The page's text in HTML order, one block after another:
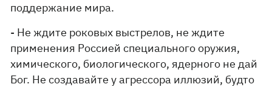
поддержание мира.
- Не ждите роковых выстрелов, не ждите
применения Россией специального оружия,
химического, биологического, ядерного не дай
Бог. Не создавайте у агрессора иллюзий, будто